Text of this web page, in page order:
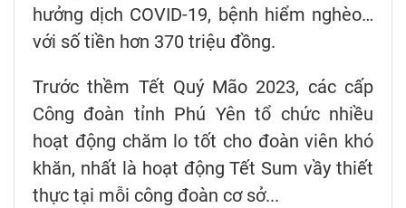
hưởng dịch COVID-19, bệnh hiểm nghèo…
với số tiền hơn 370 triệu đồng.
Trước thềm Tết Quý Mão 2023, các cấp
Công đoàn tỉnh Phú Yên tổ chức nhiều
hoạt động chăm lo tốt cho đoàn viên khó
khăn, nhất là hoạt động Tết Sum vầy thiết
thực tại mỗi công đoàn cơ sở...